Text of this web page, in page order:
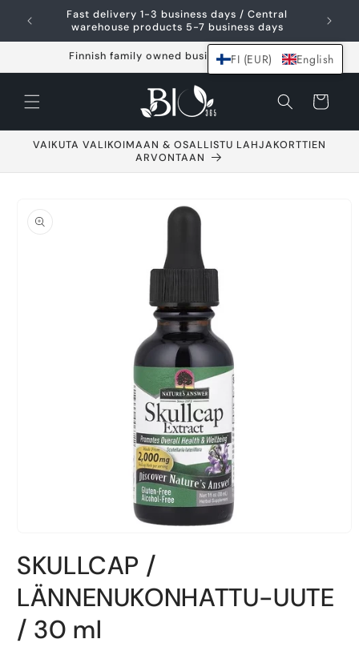
Skip and go to
content
Fast delivery 1-3 business days / Central
warehouse products 5-7 business days
Finnish family owned business since 2021
cart
VAIKUTA VALIKOIMAAN & OSALLISTU LAHJAKORTTIEN
ARVONTAAN
information
1
in
a
modal
window
SKULLCAP /
LÄNNENUKONHATTU-UUTE
/ 30 ml
FI (EUR) English